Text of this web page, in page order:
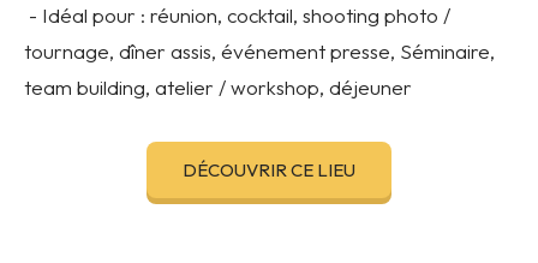
- Idéal pour : réunion, cocktail, shooting photo /
tournage, dîner assis, événement presse, Séminaire,
team building, atelier / workshop, déjeuner
DÉCOUVRIR CE LIEU